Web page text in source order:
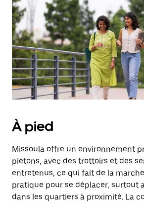
À pied
Missoula offre un environnement
piétons, avec des trottoirs et des
entretenus, ce qui fait de la
pratique pour se déplacer, surtout
dans les quartiers à proximité. La